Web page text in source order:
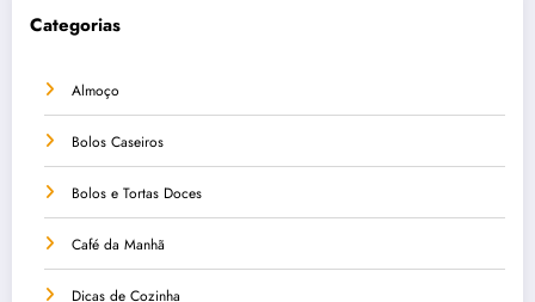
Categorias
Almoço
Bolos Caseiros
Bolos e Tortas Doces
Café da Manhã
Dicas de Cozinha